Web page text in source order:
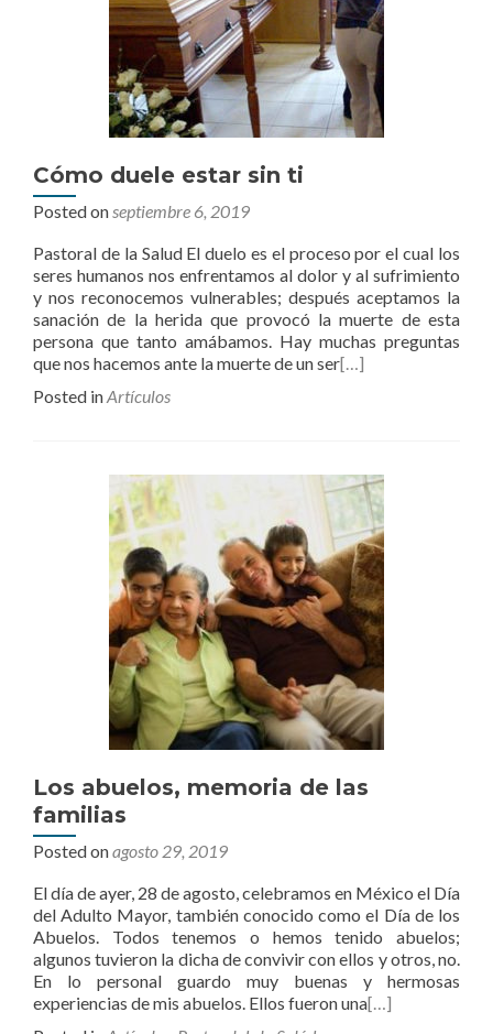
Cómo duele estar sin ti
Posted onseptiembre 6, 2019
Pastoral de la Salud El duelo es el proceso por el cual los
seres humanos nos enfrentamos al dolor y al sufrimiento
y nos reconocemos vulnerables; después aceptamos la
sanación de la herida que provocó la muerte de esta
persona que tanto amábamos. Hay muchas preguntas
que nos hacemos ante la muerte de un ser[…]
Posted inArtículos
Los abuelos, memoria de las
familias
Posted onagosto 29, 2019
El día de ayer, 28 de agosto, celebramos en México el Día
del Adulto Mayor, también conocido como el Día de los
Abuelos. Todos tenemos o hemos tenido abuelos;
algunos tuvieron la dicha de convivir con ellos y otros, no.
En lo personal guardo muy buenas y hermosas
experiencias de mis abuelos. Ellos fueron una[…]